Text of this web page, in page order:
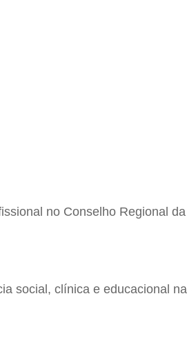
no Conselho Regional
social, clínica e educacional